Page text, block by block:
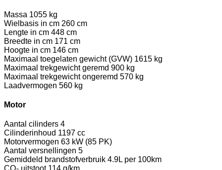
Massa 1055 kg
Wielbasis in cm 260 cm
Lengte in cm 448 cm
Breedte in cm 171 cm
Hoogte in cm 146 cm
Maximaal toegelaten gewicht (GVW) 1615 kg
Maximaal trekgewicht geremd 900 kg
Maximaal trekgewicht ongeremd 570 kg
Laadvermogen 560 kg
Motor
Aantal cilinders 4
Cilinderinhoud 1197 cc
Motorvermogen 63 kW (85 PK)
Aantal versnellingen 5
Gemiddeld brandstofverbruik 4.9L per 100km